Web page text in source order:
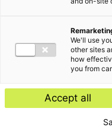
We'll use
other sites
how
you from
Accept all